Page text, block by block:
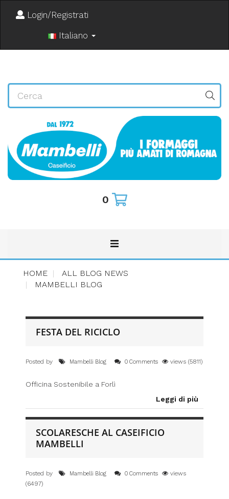
Login/Registrati
Italiano
0
HOME
ALL BLOG NEWS
MAMBELLI BLOG
FESTA DEL RICICLO
Posted by Mambelli Blog 0 Comments views (5811)
Officina Sostenibile a Forlì
Leggi di più
SCOLARESCHE AL CASEIFICIO
MAMBELLI
Posted by Mambelli Blog 0 Comments
views
(6497)